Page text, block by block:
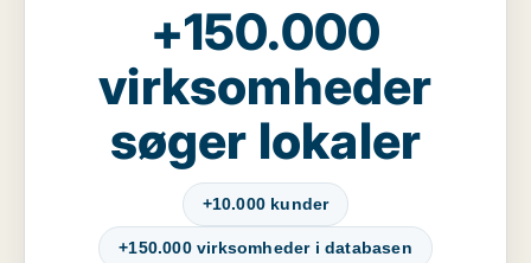
+150.000
virksomheder
søger lokaler
+10.000 kunder
+150.000 virksomheder i databasen